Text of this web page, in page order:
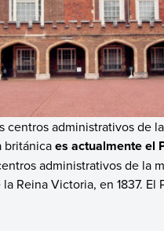
centros administrativos de
británicaes actualmente el
administrativos de la
Reina Victoria, en 1837.